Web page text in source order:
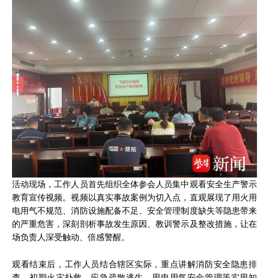
活动现场，工作人员首先组织全体参会人员集中观看安全生产警示
教育宣传视频。视频以真实事故案例为切入点，直观展现了用火用
电用气不规范、消防设施配备不足、安全管理制度缺失等隐患带来
的严重危害，深刻剖析事故发生原因、教训警示及整改措施，让在
场负责人深受触动、倍感警醒。
观看结束后，工作人员结合辖区实际，重点讲解消防安全隐患排